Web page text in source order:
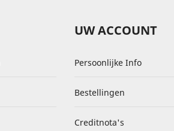
UW ACCOUNT
Persoonlijke Info
Bestellingen
Creditnota's